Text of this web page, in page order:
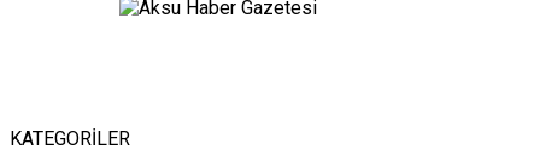
KATEGORİLER